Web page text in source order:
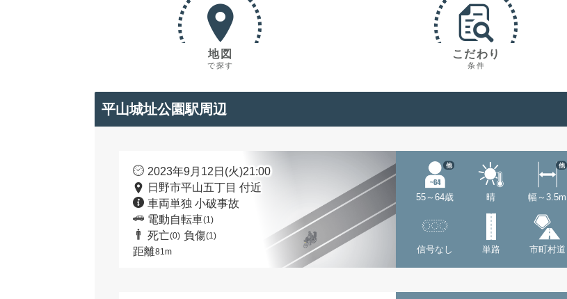
地図
で探す
こだわり
条件
平山城址公園駅周辺
2023年9月12日(火)21:00
日野市平山五丁目 付近
車両単独 小破事故
電動自転車(1)
死亡(0) 負傷(1)
距離81m
55～64歳
他
晴 幅～3.5m
他
信号なし 単路 市町村道